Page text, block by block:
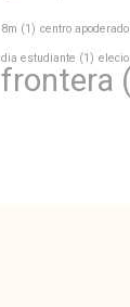
8m (1) centro
dia estudiante (1)
frontera